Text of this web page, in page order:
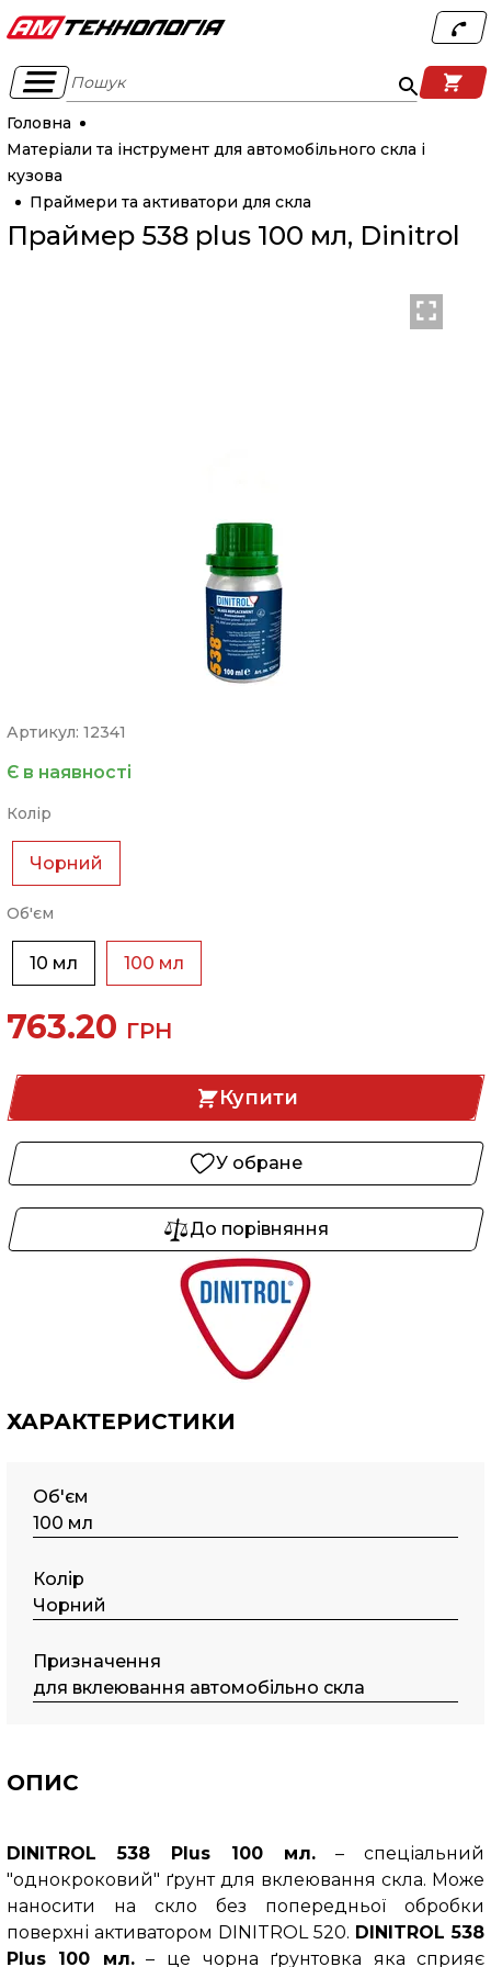
Пошук
Головна
Матеріали та інструмент для автомобільного скла і
кузова
Праймери та активатори для скла
Праймер 538 plus 100 мл, Dinitrol
Артикул: 12341
Є в наявності
Колір
Чорний
Об'єм
10 мл 100 мл
763.20 ГРН
Купити
У обране
До порівняння
ХАРАКТЕРИСТИКИ
Об'єм
100 мл
Колір
Чорний
Призначення
для вклеювання автомобільно скла
ОПИС
DINITROL 538 Plus 100 мл. – спеціальний
"однокроковий" ґрунт для вклеювання скла. Може
наносити на скло без попередньої обробки
поверхні активатором DINITROL 520. DINITROL 538
Plus 100 мл.– це чорна ґрунтовка яка сприяє